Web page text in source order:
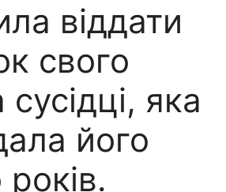
віддати
свого
яка
його